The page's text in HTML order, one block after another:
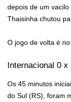
depois de um
Thaisinha chutou
O jogo de volta é
Internacional 0 x
Os 45 minutos
do Sul (RS), foram